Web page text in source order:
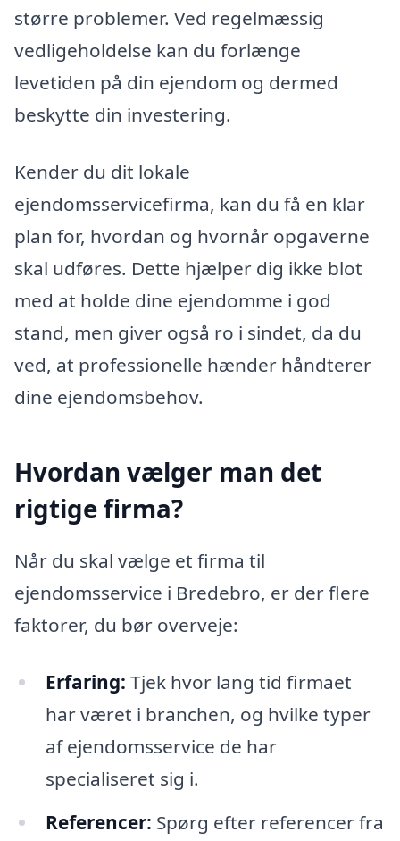
større problemer. Ved regelmæssig
vedligeholdelse kan du forlænge
levetiden på din ejendom og dermed
beskytte din investering.
Kender du dit lokale
ejendomsservicefirma, kan du få en klar
plan for, hvordan og hvornår opgaverne
skal udføres. Dette hjælper dig ikke blot
med at holde dine ejendomme i god
stand, men giver også ro i sindet, da du
ved, at professionelle hænder håndterer
dine ejendomsbehov.
Hvordan vælger man det
rigtige firma?
Når du skal vælge et firma til
ejendomsservice i Bredebro, er der flere
faktorer, du bør overveje:
Erfaring: Tjek hvor lang tid firmaet
har været i branchen, og hvilke typer
af ejendomsservice de har
specialiseret sig i.
Referencer: Spørg efter referencer fra